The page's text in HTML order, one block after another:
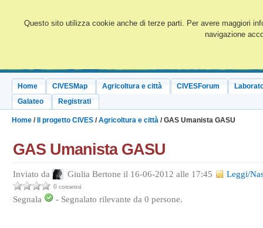
Questo sito utilizza cookie anche di terze parti. Per avere maggiori
navigazione
Home CIVESMap Agricoltura e città CIVESForum
Galateo
Registrati
Home / Il progetto CIVES /Agricoltura e città / GAS Umanista GASU
GAS Umanista GASU
Inviato da Giulia Bertone il 16-06-2012 alle 17:45 Leggi/
0 consensi
Segnala - Segnalato rilevante da 0 persone.